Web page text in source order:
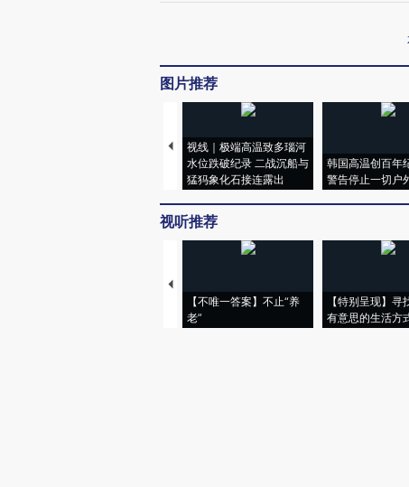
图片推荐
视线｜极端高温致多瑙河
水位跌破纪录 二战沉船与
猛犸象化石接连露出
韩国高温创百年
警告停止一切户
视听推荐
【不唯一答案】不止“养
老”
【特别呈现】寻
有意思的生活方